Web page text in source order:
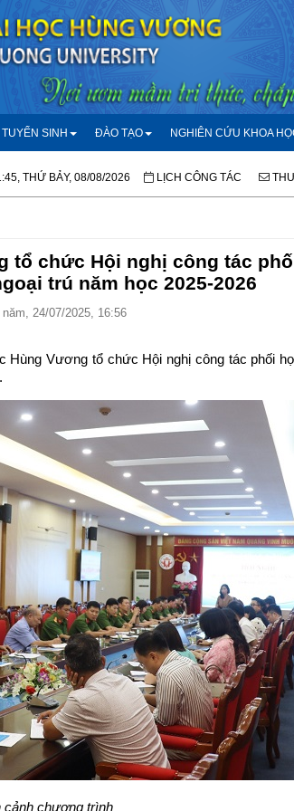
TUYỂN SINH ĐÀO TẠO NGHIÊN CỨU KHOA
THỨ BẢY, 08/08/2026 LỊCH CÔNG TÁC
tổ chức Hội nghị công tác
trú năm học 2025-2026
24/07/2025, 16:56
Hùng Vương tổ chức Hội nghị công tác phối
cảnh chương trình